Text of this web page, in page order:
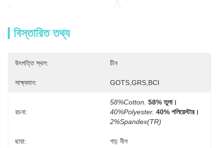
বিস্তারিত তথ্য
উৎপত্তি স্থল: চীন
সাক্ষ্যদান: GOTS,GRS,BCI
রচনা:
58%Cotton. 58% তুলা।
40%Polyester. 40% পলিয়েস্টার।
2%Spandex(TR)
ছায়া: গাঢ় নীল